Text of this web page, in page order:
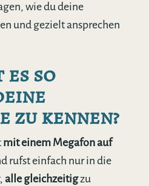
wie du deine
und gezielt ansprechen
so
zu kennen?
mit einem Megafon auf
rufst einfach nur in die
alle gleichzeitigzu